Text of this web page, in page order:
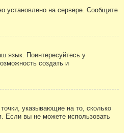
установлено на сервере. Сообщите
язык. Поинтересуйтесь у
создать и
указывающие на то, сколько
Если вы не можете использовать